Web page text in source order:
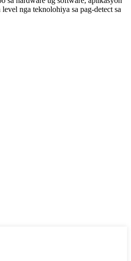
nga teknolohiya sa pag-detect sa